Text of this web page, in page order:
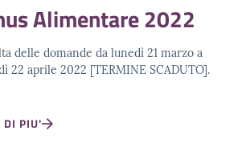
Alimentare 2022
delle domande da lunedì 21 marzo a
22 aprile 2022 [TERMINE SCADUTO].
DI PIU'